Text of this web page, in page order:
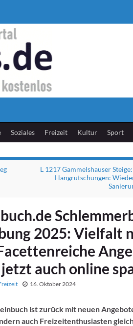
Soziales Freizeit Kultur Sport
L 1217 Gammelshauser
Hangrutschungen:
2025: Vielfalt
auch online
16. Oktober 2024
ist zurück mit neuen
auch Freizeitenthusiasten